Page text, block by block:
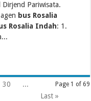
Pariwisata.
bus Rosalia
Rosalia Indah: 1.
Page 1 of 69
30
...
Last »